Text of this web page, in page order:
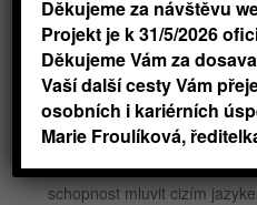
podle...
Měsíc v Oxfordu bez
autor:Šárka Faicová|Zář
Nevíš, jak strávit příští léto?
schopnost mluvit cizím
Děkujeme za návštěvu
Projekt je k 31/5/2026
Děkujeme Vám za
Vaší další cesty Vám
osobních i kariérních
Marie Froulíková,